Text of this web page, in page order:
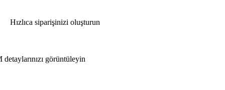
Hızlıca siparişinizi oluşturun
detaylarınızı görüntüleyin